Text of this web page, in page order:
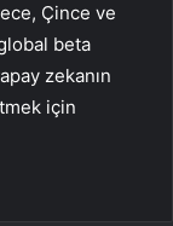
Çince ve
beta
zekanın
için